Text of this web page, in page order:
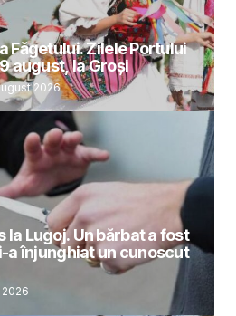
Făgetului. Zilele Portului
august, la Groși
2026
Lugoj. Un bărbat a fost
a înjunghiat un cunoscut